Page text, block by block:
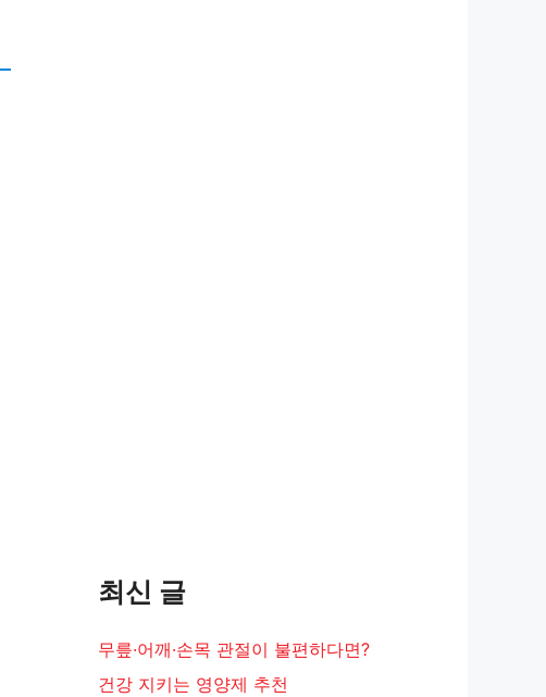
최신 글
무릎·어깨·손목 관절이 불편하다면?
건강 지키는 영양제 추천